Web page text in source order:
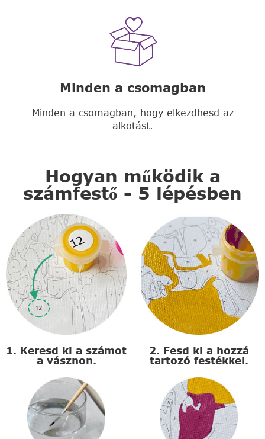
Minden a csomagban
Minden a csomagban, hogy elkezdhesd az
alkotást.
Hogyan működik a
számfestő - 5 lépésben
1. Keresd ki a számot
a vásznon.
2. Fesd ki a hozzá
tartozó festékkel.